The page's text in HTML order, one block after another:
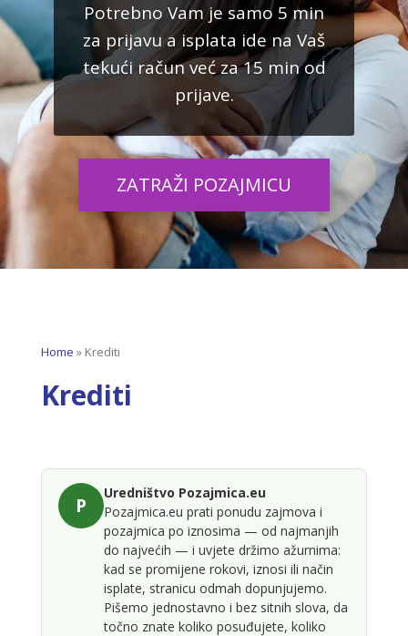
Potrebno Vam je samo 5 min
za prijavu a isplata ide na Vaš
tekući račun već za 15 min od
prijave.
ZATRAŽI POZAJMICU
Home » Krediti
Krediti​
P
Uredništvo Pozajmica.eu
Pozajmica.eu prati ponudu zajmova i
pozajmica po iznosima — od najmanjih
do najvećih — i uvjete držimo ažurnima:
kad se promijene rokovi, iznosi ili način
isplate, stranicu odmah dopunjujemo.
Pišemo jednostavno i bez sitnih slova, da
točno znate koliko posuđujete, koliko